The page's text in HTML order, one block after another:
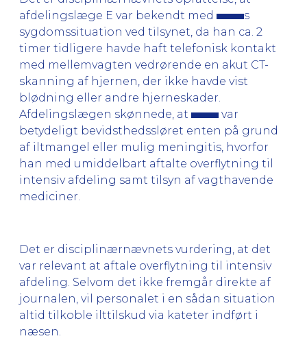
afdelingslæge E var bekendt med
s
sygdomssituation ved tilsynet, da han ca. 2
timer tidligere havde haft telefonisk kontakt
med mellemvagten vedrørende en akut CT-
skanning af hjernen, der ikke havde vist
blødning eller andre hjerneskader.
Afdelingslægen skønnede, at
var
betydeligt bevidsthedssløret enten på grund
af iltmangel eller mulig meningitis, hvorfor
han med umiddelbart aftalte overflytning til
intensiv afdeling samt tilsyn af vagthavende
mediciner.
Det er disciplinærnævnets vurdering, at det
var relevant at aftale overflytning til intensiv
afdeling. Selvom det ikke fremgår direkte af
journalen, vil personalet i en sådan situation
altid tilkoble ilttilskud via kateter indført i
næsen.